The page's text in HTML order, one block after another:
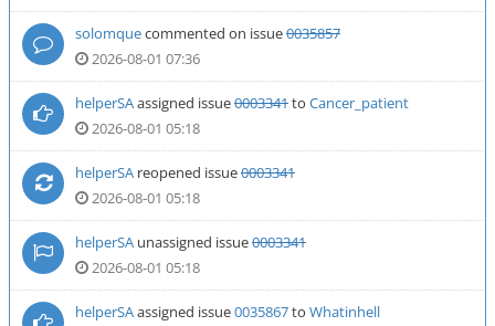
solomquecommented on issue0035857
2026-08-01 07:36
helperSAassigned issue0003341to Cancer_patient
2026-08-01 05:18
helperSA reopened issue0003341
2026-08-01 05:18
helperSA unassigned issue0003341
2026-08-01 05:18
helperSAassigned issue0035867to Whatinhell